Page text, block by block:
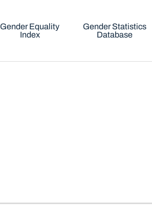
Gender Equality
Index
Gender Statistics
Database